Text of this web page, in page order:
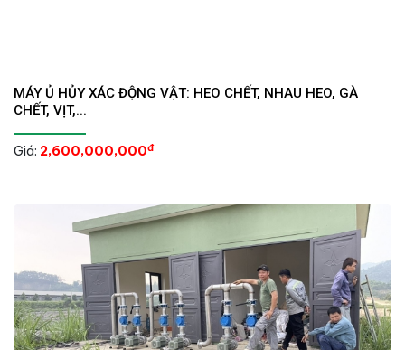
MÁY Ủ HỦY XÁC ĐỘNG VẬT: HEO CHẾT, NHAU HEO, GÀ
CHẾT, VỊT,...
Giá: 2,600,000,000đ